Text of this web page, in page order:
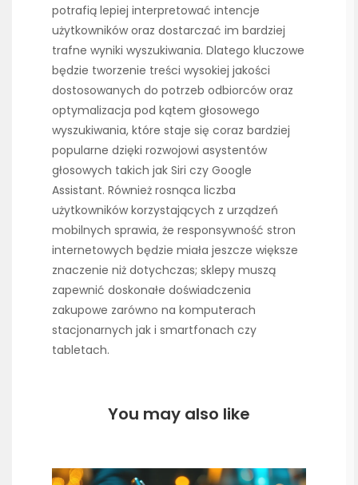
potrafią lepiej interpretować intencje
użytkowników oraz dostarczać im bardziej
trafne wyniki wyszukiwania. Dlatego kluczowe
będzie tworzenie treści wysokiej jakości
dostosowanych do potrzeb odbiorców oraz
optymalizacja pod kątem głosowego
wyszukiwania, które staje się coraz bardziej
popularne dzięki rozwojowi asystentów
głosowych takich jak Siri czy Google
Assistant. Również rosnąca liczba
użytkowników korzystających z urządzeń
mobilnych sprawia, że responsywność stron
internetowych będzie miała jeszcze większe
znaczenie niż dotychczas; sklepy muszą
zapewnić doskonałe doświadczenia
zakupowe zarówno na komputerach
stacjonarnych jak i smartfonach czy
tabletach.
You may also like